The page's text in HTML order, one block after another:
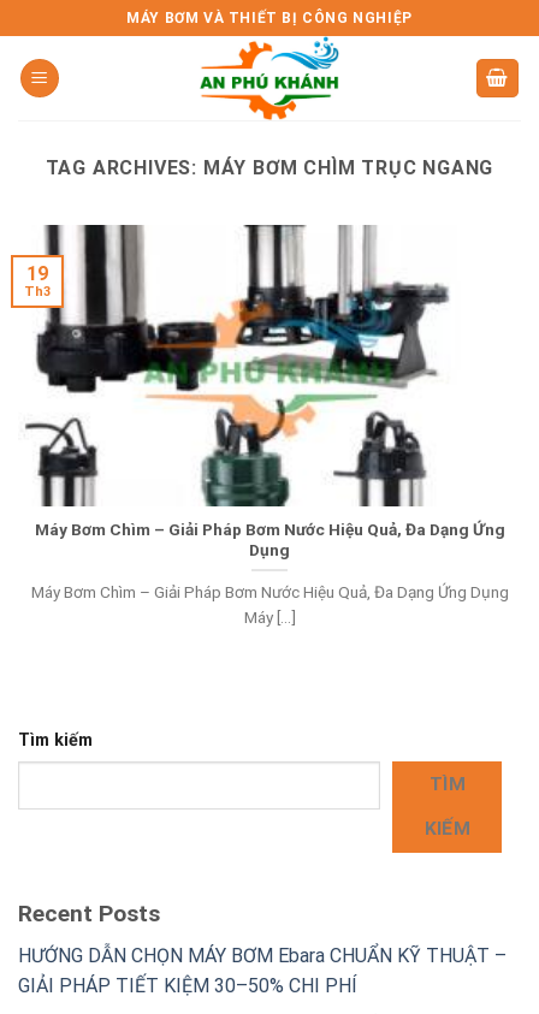
to
content
MÁY BƠM VÀ THIẾT BỊ CÔNG NGHIỆP
TAG ARCHIVES: MÁY BƠM CHÌM TRỤC NGANG
Máy Bơm Chìm – Giải Pháp Bơm Nước Hiệu Quả, Đa Dạng Ứng
Dụng
Máy Bơm Chìm – Giải Pháp Bơm Nước Hiệu Quả, Đa Dạng Ứng Dụng
Máy [...]
19
Th3
Tìm kiếm
TÌM
KIẾM
Recent Posts
HƯỚNG DẪN CHỌN MÁY BƠM Ebara CHUẨN KỸ THUẬT –
GIẢI PHÁP TIẾT KIỆM 30–50% CHI PHÍ